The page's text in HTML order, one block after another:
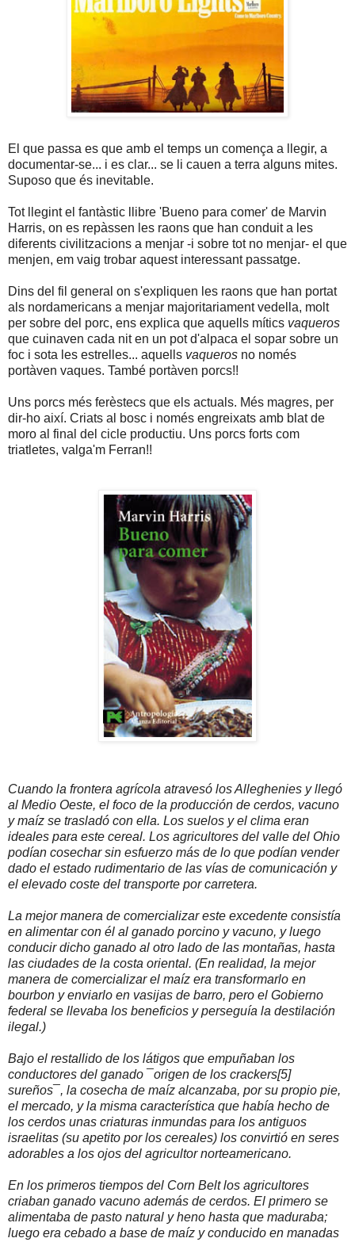
El que passa es que amb el temps un comença a llegir, a
documentar-se... i es clar... se li cauen a terra alguns mites.
Suposo que és inevitable.
Tot llegint el fantàstic llibre 'Bueno para comer' de Marvin
Harris, on es repàssen les raons que han conduit a les
diferents civilitzacions a menjar -i sobre tot no menjar- el que
menjen, em vaig trobar aquest interessant passatge.
Dins del fil general on s'expliquen les raons que han portat
als nordamericans a menjar majoritariament vedella, molt
per sobre del porc, ens explica que aquells mítics vaqueros
que cuinaven cada nit en un pot d'alpaca el sopar sobre un
foc i sota les estrelles... aquells vaqueros no només
portàven vaques. També portàven porcs!!
Uns porcs més ferèstecs que els actuals. Més magres, per
dir-ho així. Criats al bosc i només engreixats amb blat de
moro al final del cicle productiu. Uns porcs forts com
triatletes, valga'm Ferran!!
Cuando la frontera agrícola atravesó los Alleghenies y llegó
al Medio Oeste, el foco de la producción de cerdos, vacuno
y maíz se trasladó con ella. Los suelos y el clima eran
ideales para este cereal. Los agricultores del valle del Ohio
podían cosechar sin esfuerzo más de lo que podían vender
dado el estado rudimentario de las vías de comunicación y
el elevado coste del transporte por carretera.
La mejor manera de comercializar este excedente consistía
en alimentar con él al ganado porcino y vacuno, y luego
conducir dicho ganado al otro lado de las montañas, hasta
las ciudades de la costa oriental. (En realidad, la mejor
manera de comercializar el maíz era transformarlo en
bourbon y enviarlo en vasijas de barro, pero el Gobierno
federal se llevaba los beneficios y perseguía la destilación
ilegal.)
Bajo el restallido de los látigos que empuñaban los
conductores del ganado ¯origen de los crackers[5]
sureños¯, la cosecha de maíz alcanzaba, por su propio pie,
el mercado, y la misma característica que había hecho de
los cerdos unas criaturas inmundas para los antiguos
israelitas (su apetito por los cereales) los convirtió en seres
adorables a los ojos del agricultor norteamericano.
En los primeros tiempos del Corn Belt los agricultores
criaban ganado vacuno además de cerdos. El primero se
alimentaba de pasto natural y heno hasta que maduraba;
luego era cebado a base de maíz y conducido en manadas